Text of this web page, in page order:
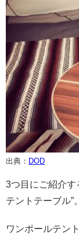
出典： DOD
3つ目にご紹介す
テントテーブル”。
ワンポールテン